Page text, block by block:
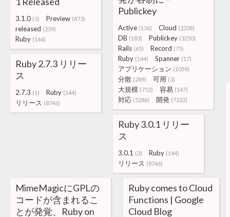
Publickey
Active (136) Cloud (2338)
DB (183) Publickey (3250)
Rails (65) Record (75)
Ruby (144) Spanner (17)
アプリケーション (1059)
分散 (289) 可用 (3)
大規模 (753) 容易 (147)
対応 (5286) 開発 (7222)
3.1.0 (5) Preview (473)
released (239)
Ruby (144)
Ruby 2.7.3 リリー
ス
2.7.3 (1) Ruby (144)
リリース (8746)
Ruby 3.0.1 リリー
ス
3.0.1 (3) Ruby (144)
リリース (8746)
MimeMagicにGPLの
コードが含まれるこ
とが発覚、Ruby on
Ruby comes to Cloud
Functions | Google
Cloud Blog